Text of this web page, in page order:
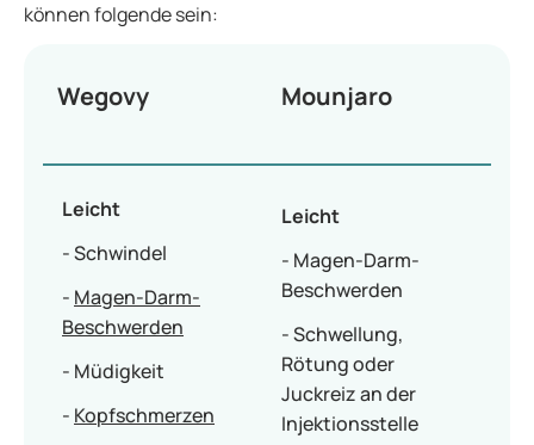
können folgende sein:
Wegovy Mounjaro
Leicht
- Schwindel
- Magen-Darm-
Beschwerden
- Müdigkeit
- Kopfschmerzen
Leicht
- Magen-Darm-
Beschwerden
- Schwellung,
Rötung oder
Juckreiz an der
Injektionsstelle